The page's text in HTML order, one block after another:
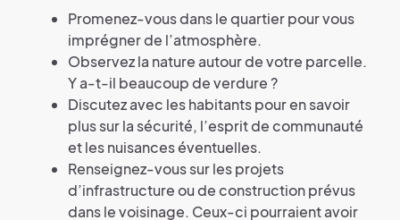
Promenez-vous dans le quartier pour vous
imprégner de l’atmosphère.
Observez la nature autour de votre parcelle.
Y a-t-il beaucoup de verdure ?
Discutez avec les habitants pour en savoir
plus sur la sécurité, l’esprit de communauté
et les nuisances éventuelles.
Renseignez-vous sur les projets
d’infrastructure ou de construction prévus
dans le voisinage. Ceux-ci pourraient avoir